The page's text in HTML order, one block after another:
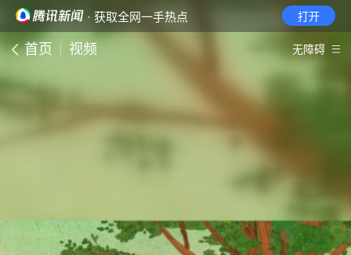
· 获取全网一手热点 打开
首页 视频 无障碍